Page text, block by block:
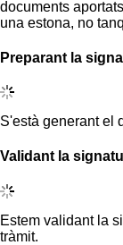
documents
una estona, no
Preparant la
S'està generant el
Validant la
Estem validant la
tràmit.